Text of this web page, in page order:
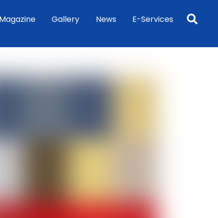
Gallery News E-Services